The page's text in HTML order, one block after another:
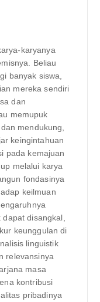
karyanya
Beliau
banyak siswa,
mereka sendiri
dan
memupuk
mendukung,
keingintahuan
pada kemajuan
melalui karya
fondasinya
keilmuan
disangkal,
keunggulan di
linguistik
relevansinya
masa
kontribusi
pribadinya